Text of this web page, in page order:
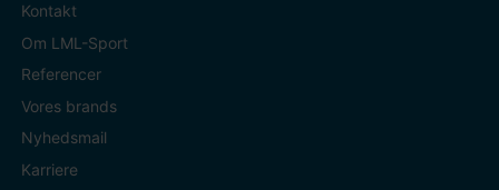
Kontakt
Om LML-Sport
Referencer
Vores brands
Nyhedsmail
Karriere